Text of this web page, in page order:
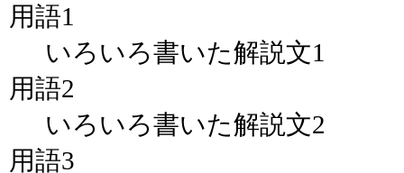
用語1
いろいろ書いた解説文1
用語2
いろいろ書いた解説文2
用語3